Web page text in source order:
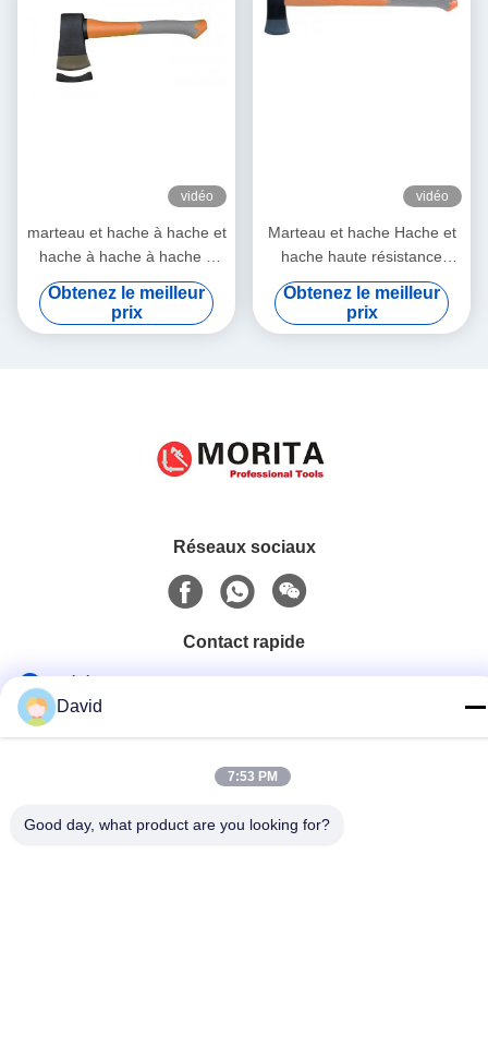
vidéo
marteau et hache à hache et
hache à hache à hache à
hache à hache à hache à
hache à hache à hache à
hache à hache à hache à
hache à hache à hache à
hache à hache à hache à
hache à hache à hache à
hache à hache à hache à
hache à hache en fibre de
Obtenez le meilleur
prix
vidéo
Marteau et hache Hache et
hache haute résistance
poignée en fibre de verre
durable facile à utiliser
Obtenez le meilleur
prix
Réseaux sociaux
Contact rapide
86-510-85032170
Adresse
David
7:53 PM
Good day, what product are you looking for?